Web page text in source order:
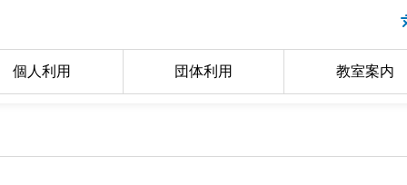
個人利用 団体利用 教室案内